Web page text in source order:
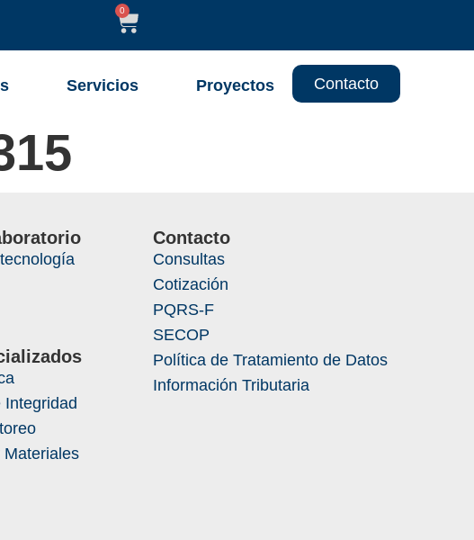
0
Servicios Proyectos Contacto
Contacto
Consultas
Cotización
PQRS-F
SECOP
Política de Tratamiento de Datos
Información Tributaria